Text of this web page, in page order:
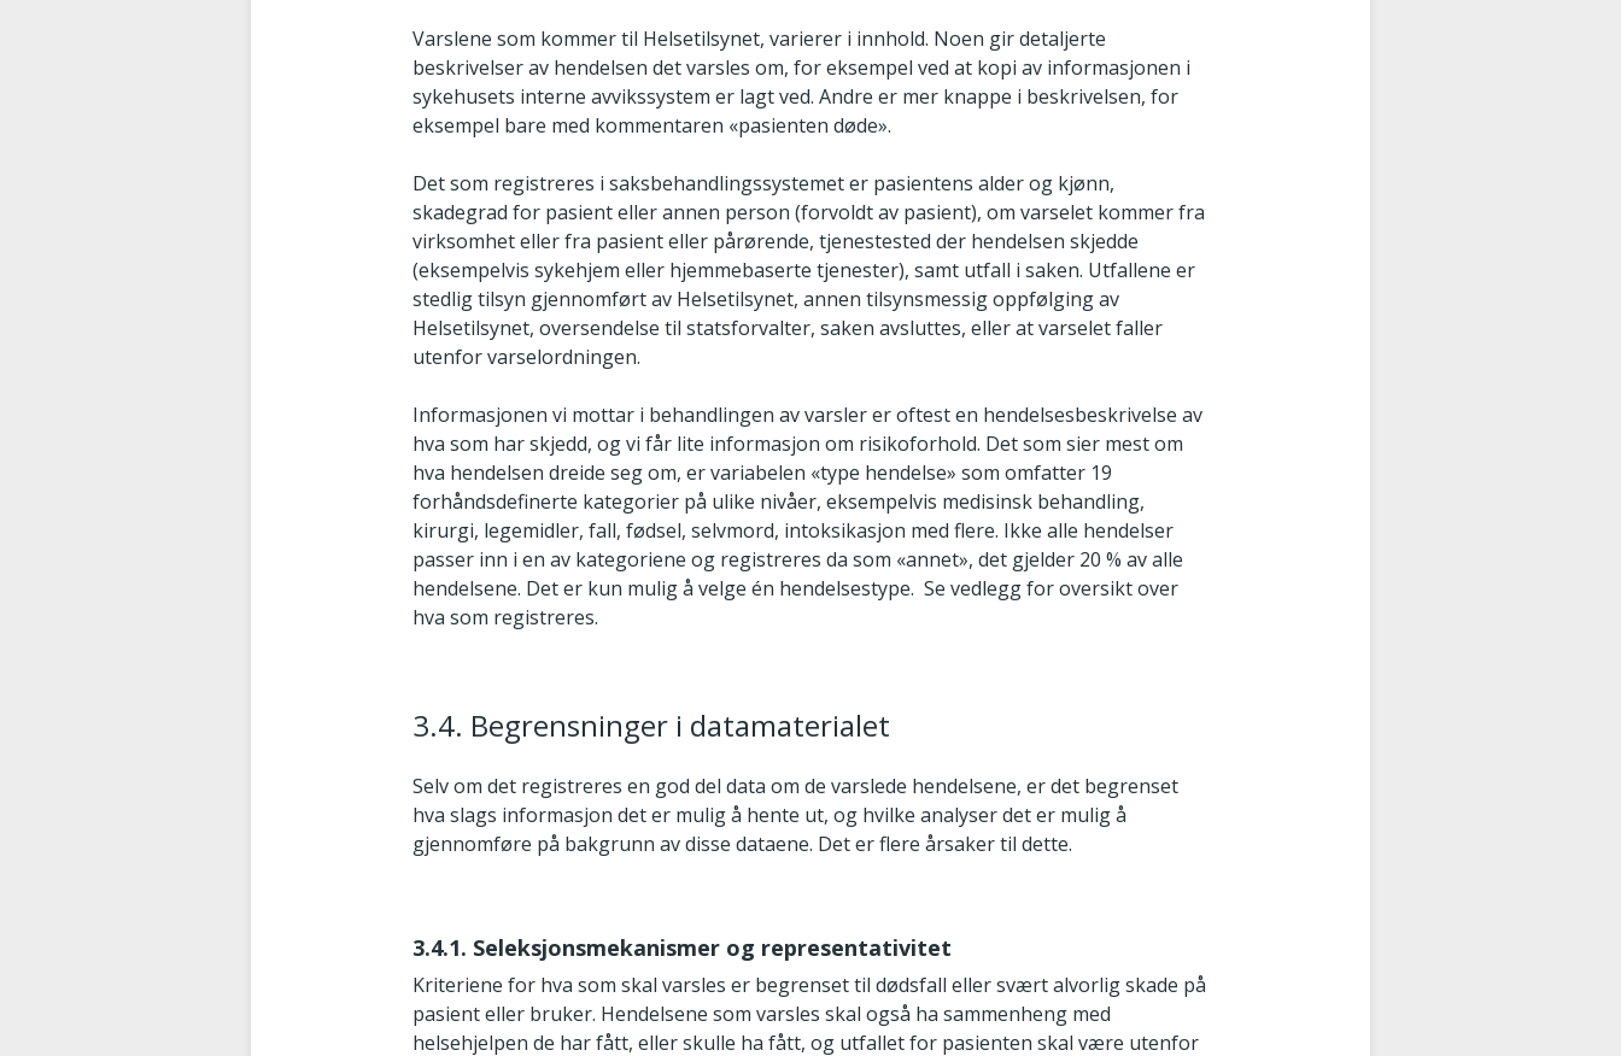
Varslene som kommer til Helsetilsynet, varierer i innhold. Noen gir detaljerte
beskrivelser av hendelsen det varsles om, for eksempel ved at kopi av informasjonen i
sykehusets interne avvikssystem er lagt ved. Andre er mer knappe i beskrivelsen, for
eksempel bare med kommentaren «pasienten døde».
Det som registreres i saksbehandlingssystemet er pasientens alder og kjønn,
skadegrad for pasient eller annen person (forvoldt av pasient), om varselet kommer fra
virksomhet eller fra pasient eller pårørende, tjenestested der hendelsen skjedde
(eksempelvis sykehjem eller hjemmebaserte tjenester), samt utfall i saken. Utfallene er
stedlig tilsyn gjennomført av Helsetilsynet, annen tilsynsmessig oppfølging av
Helsetilsynet, oversendelse til statsforvalter, saken avsluttes, eller at varselet faller
utenfor varselordningen.
Informasjonen vi mottar i behandlingen av varsler er oftest en hendelsesbeskrivelse av
hva som har skjedd, og vi får lite informasjon om risikoforhold. Det som sier mest om
hva hendelsen dreide seg om, er variabelen «type hendelse» som omfatter 19
forhåndsdefinerte kategorier på ulike nivåer, eksempelvis medisinsk behandling,
kirurgi, legemidler, fall, fødsel, selvmord, intoksikasjon med flere. Ikke alle hendelser
passer inn i en av kategoriene og registreres da som «annet», det gjelder 20 % av alle
hendelsene. Det er kun mulig å velge én hendelsestype. Se vedlegg for oversikt over
hva som registreres.
3.4. Begrensninger i datamaterialet
Selv om det registreres en god del data om de varslede hendelsene, er det begrenset
hva slags informasjon det er mulig å hente ut, og hvilke analyser det er mulig å
gjennomføre på bakgrunn av disse dataene. Det er flere årsaker til dette.
3.4.1. Seleksjonsmekanismer og representativitet
Kriteriene for hva som skal varsles er begrenset til dødsfall eller svært alvorlig skade på
pasient eller bruker. Hendelsene som varsles skal også ha sammenheng med
helsehjelpen de har fått, eller skulle ha fått, og utfallet for pasienten skal være utenfor